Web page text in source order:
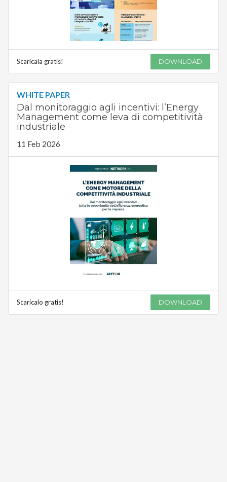
Scaricala gratis! DOWNLOAD
WHITE PAPER
Dal monitoraggio agli incentivi: l’Energy
Management come leva di competitività
industriale
11 Feb 2026
Scaricalo gratis! DOWNLOAD